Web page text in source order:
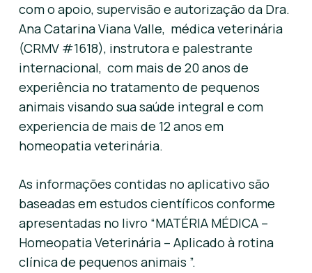
com o apoio, supervisão e autorização da Dra.
Ana Catarina Viana Valle, médica veterinária
(CRMV #1618), instrutora e palestrante
internacional, com mais de 20 anos de
experiência no tratamento de pequenos
animais visando sua saúde integral e com
experiencia de mais de 12 anos em
homeopatia veterinária.
As informações contidas no aplicativo são
baseadas em estudos científicos conforme
apresentadas no livro “MATÉRIA MÉDICA –
Homeopatia Veterinária – Aplicado à rotina
clínica de pequenos animais ”.